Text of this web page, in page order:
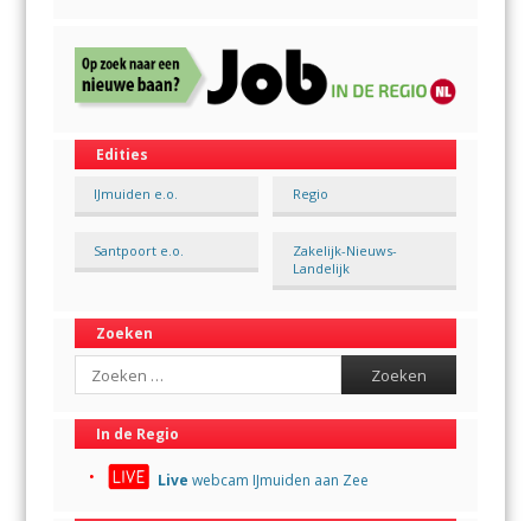
Edities
IJmuiden e.o. Regio
Santpoort e.o.
Zakelijk-Nieuws-
Landelijk
Zoeken
Search
In de Regio
Live webcam IJmuiden aan Zee